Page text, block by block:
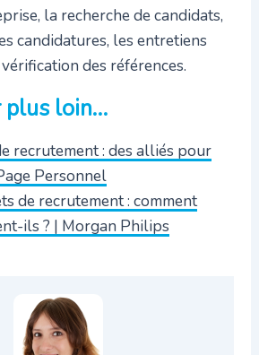
la recherche de candidats,
candidatures, les entretiens
des références.
plus loin…
recrutement : des alliés pour
Personnel
de recrutement : comment
ils ? | Morgan Philips